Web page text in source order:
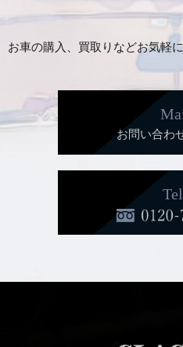
お車の購入、買取りなどお気軽
お問い合わ